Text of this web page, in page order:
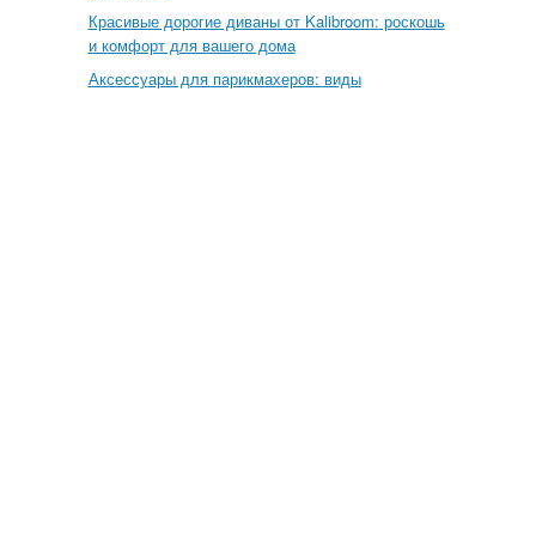
Красивые дорогие диваны от Kalibroom: роскошь
и комфорт для вашего дома
Аксессуары для парикмахеров: виды